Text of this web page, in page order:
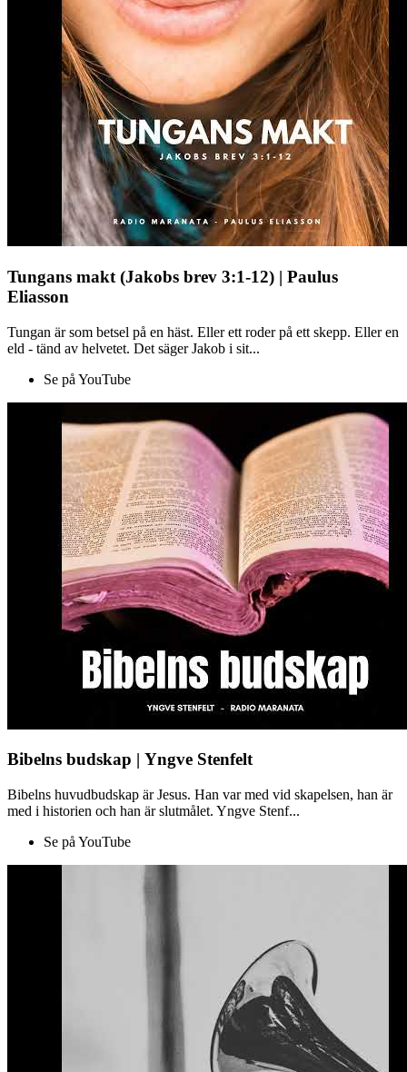
Tungans makt (Jakobs brev 3:1-12) | Paulus
Eliasson
Tungan är som betsel på en häst. Eller ett roder på ett skepp. Eller en
eld - tänd av helvetet. Det säger Jakob i sit...
Se på YouTube
Bibelns budskap | Yngve Stenfelt
Bibelns huvudbudskap är Jesus. Han var med vid skapelsen, han är
med i historien och han är slutmålet. Yngve Stenf...
Se på YouTube